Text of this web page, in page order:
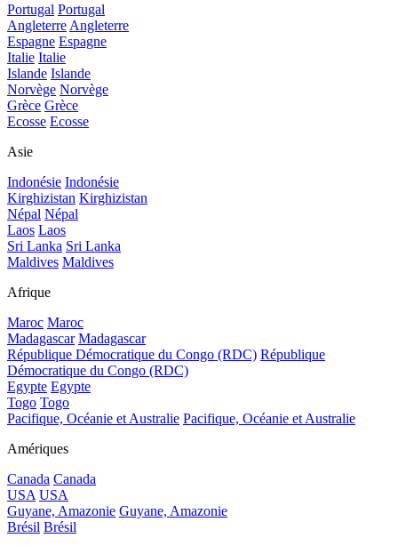
Portugal Portugal
Angleterre Angleterre
Espagne Espagne
Italie Italie
Islande Islande
Norvège Norvège
Grèce Grèce
Ecosse Ecosse
Asie
Indonésie Indonésie
Kirghizistan Kirghizistan
Népal Népal
Laos Laos
Sri Lanka Sri Lanka
Maldives Maldives
Afrique
Maroc Maroc
Madagascar Madagascar
République Démocratique du Congo (RDC) République
Démocratique du Congo (RDC)
Egypte Egypte
Togo Togo
Pacifique, Océanie et Australie Pacifique, Océanie et Australie
Amériques
Canada Canada
USA USA
Guyane, Amazonie Guyane, Amazonie
Brésil Brésil